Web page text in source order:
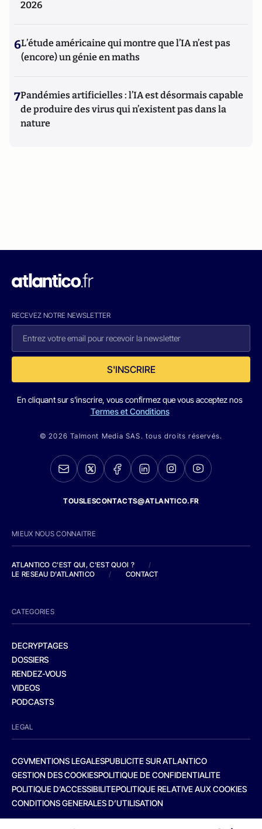
2026
6L’étude américaine qui montre que l’IA n’est pas
(encore) un génie en maths
7Pandémies artificielles : l’IA est désormais capable
de produire des virus qui n’existent pas dans la
nature
RECEVEZ NOTRE NEWSLETTER
S'INSCRIRE
En cliquant sur s'inscrire, vous confirmez que vous acceptez nos
Termes et Conditions
© 2026 Talmont Media SAS. tous droits réservés.
TOUSLESCONTACTS@ATLANTICO.FR
MIEUX NOUS CONNAITRE
ATLANTICO C'EST QUI, C'EST QUOI ?
/
LE RESEAU D'ATLANTICO
/ CONTACT
CATEGORIES
DECRYPTAGES
DOSSIERS
RENDEZ-VOUS
VIDEOS
PODCASTS
LEGAL
CGVMENTIONS LEGALESPUBLICITE SUR ATLANTICO
GESTION DES COOKIESPOLITIQUE DE CONFIDENTIALITE
POLITIQUE D’ACCESSIBILITEPOLITIQUE RELATIVE AUX COOKIES
CONDITIONS GENERALES D’UTILISATION